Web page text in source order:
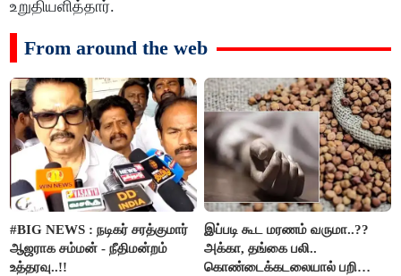
உறுதியளித்தார்.
From around the web
#BIG NEWS : நடிகர் சரத்குமார்
ஆஜராக சம்மன் - நீதிமன்றம்
உத்தரவு..!!
இப்படி கூட மரணம் வருமா..??
அக்கா, தங்கை பலி..
கொண்டைக்கடலையால் பறிபோன